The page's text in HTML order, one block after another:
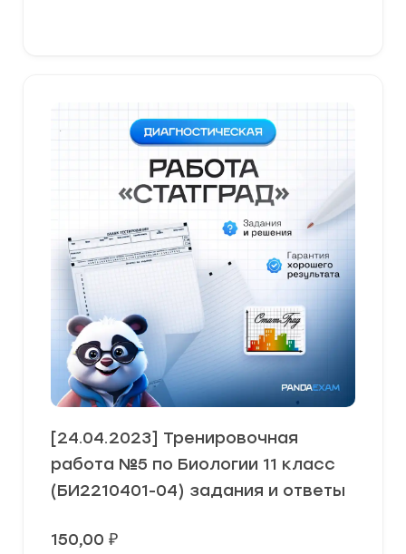
[24.04.2023] Тренировочная
работа №5 по Биологии 11 класс
(БИ2210401-04) задания и ответы
150,00 ₽